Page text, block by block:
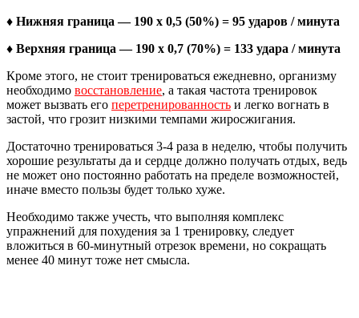
♦ Нижняя граница — 190 х 0,5 (50%) = 95 ударов / минута
♦ Верхняя граница — 190 х 0,7 (70%) = 133 удара / минута
Кроме этого, не стоит тренироваться ежедневно, организму
необходимо восстановление, а такая частота тренировок
может вызвать его перетренированность и легко вогнать в
застой, что грозит низкими темпами жиросжигания.
Достаточно тренироваться 3-4 раза в неделю, чтобы получить
хорошие результаты да и сердце должно получать отдых, ведь
не может оно постоянно работать на пределе возможностей,
иначе вместо пользы будет только хуже.
Необходимо также учесть, что выполняя комплекс
упражнений для похудения за 1 тренировку, следует
вложиться в 60-минутный отрезок времени, но сокращать
менее 40 минут тоже нет смысла.